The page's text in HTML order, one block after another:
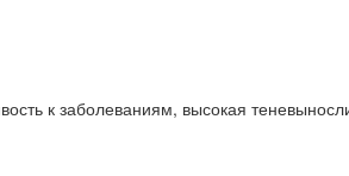
к заболеваниям, высокая